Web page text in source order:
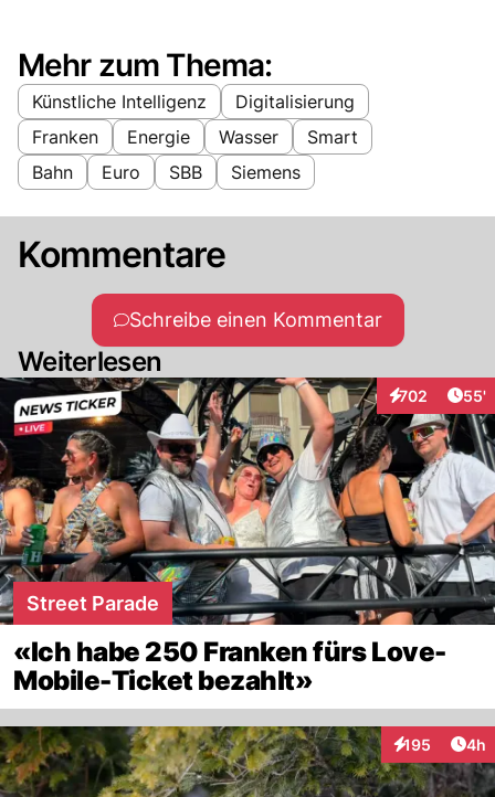
Mehr zum Thema:
Künstliche Intelligenz
Digitalisierung
Franken
Energie Wasser
Smart
Bahn
Euro SBB Siemens
Kommentare
Schreibe einen Kommentar
Weiterlesen
702
Interaktionen
55'
Street Parade
«Ich habe 250 Franken fürs Love-
Mobile-Ticket bezahlt»
195
Interaktionen
4h